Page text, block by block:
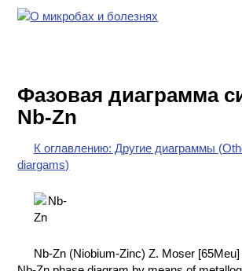
ХИМИЧЕСКАЯ
ПОСУДА
ВРЕДНЫЕ
ФАКТОРЫ
Фазовая диаграмма
Nb-Zn
К оглавлению: Другие диаграммы
diargams)
Nb-Zn (Niobium-Zinc) Z. Moser